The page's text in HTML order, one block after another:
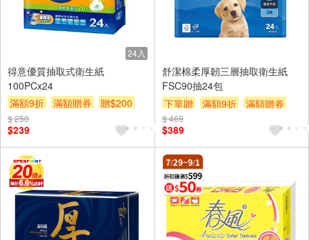
24入
得意優質抽取式衛生紙
100PCx24
滿額9折
滿額贈券 贈$200
$ 250
$239
舒潔棉柔厚韌三層抽取衛生紙
FSC90抽24包
下單贈
滿額9折
滿額贈券
贈$200
$ 469
$389